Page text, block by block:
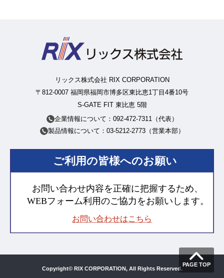
リックス株式会社 RIX CORPORATION
〒812-0007 福岡県福岡市博多区東比恵1丁目4番10号
S-GATE FIT 東比恵 5階
企業情報について：092-472-7311（代表）
製品情報について：03-5212-2773（営業本部）
Copyright© RIX CORPORATION, All Rights Reserved.